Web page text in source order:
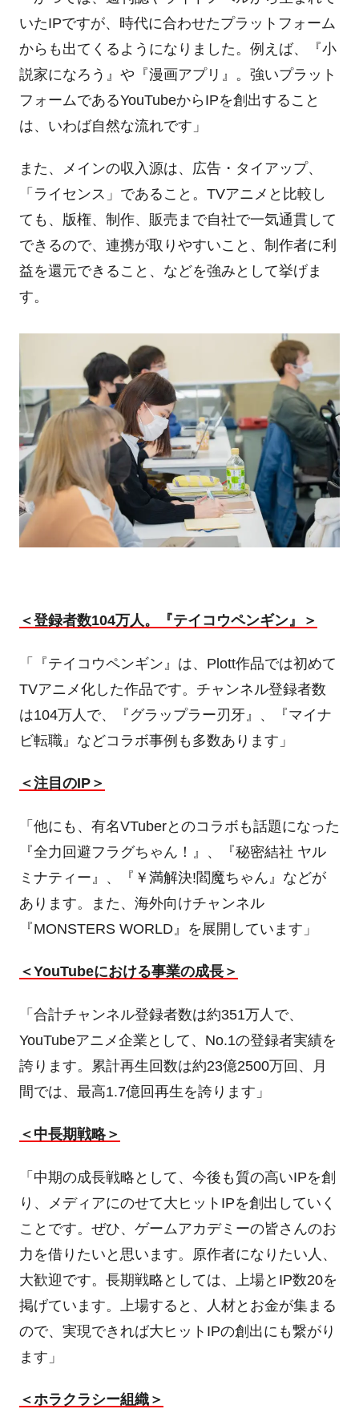
いたIPですが、時代に合わせたプラットフォーム
からも出てくるようになりました。例えば、『小
説家になろう』や『漫画アプリ』。強いプラット
フォームであるYouTubeから IPを創出すること
は、いわば自然な流れです」
また、メインの収入源は、広告・タイアップ、
「ライセンス」であること。 TVアニメと比較し
ても、版権、制作、販売まで自社で一気通貫して
できるので、連携が取りやすいこと、制作者に利
益を還元できること、などを強みとして挙げま
す。
＜登録者数104万人。『テイコウペンギン』＞
「『テイコウペンギン』は、 Plott作品では初めて
TVアニメ化した作品です。チャンネル登録者数
は104万人で、『グラップラー刃牙』、『マイナ
ビ転職』などコラボ事例も多数あります」
＜注目のIP＞
「他にも、有名VTuberとのコラボも話題になった
『全力回避フラグちゃん！』、『秘密結社 ヤル
ミナティー』、『￥満解決!閻魔ちゃん』などが
あります。また、海外向けチャンネル
『MONSTERS WORLD』を展開しています」
＜YouTubeにおける事業の成長＞
「合計チャンネル登録者数は約351万人で、
YouTubeアニメ企業として、 No.1の登録者実績を
誇ります。累計再生回数は約23億2500万回、月
間では、最高1.7億回再生を誇ります」
＜中長期戦略＞
「中期の成長戦略として、今後も質の高いIPを創
り、メディアにのせて大ヒット IPを創出していく
ことです。ぜひ、ゲームアカデミーの皆さんのお
力を借りたいと思います。原作者になりたい人、
大歓迎です。長期戦略としては、上場と IP数20を
掲げています。上場すると、人材とお金が集まる
ので、実現できれば大ヒット IPの創出にも繋がり
ます」
＜ホラクラシー組織＞